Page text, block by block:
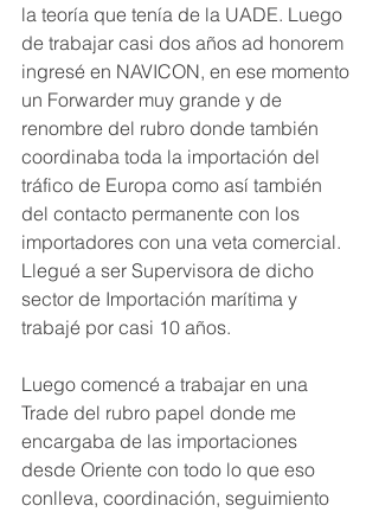
la teoría que tenía de la UADE. Luego
de trabajar casi dos años ad honorem
ingresé en NAVICON, en ese momento
un Forwarder muy grande y de
renombre del rubro donde también
coordinaba toda la importación del
tráfico de Europa como así también
del contacto permanente con los
importadores con una veta comercial.
Llegué a ser Supervisora de dicho
sector de Importación marítima y
trabajé por casi 10 años.
Luego comencé a trabajar en una
Trade del rubro papel donde me
encargaba de las importaciones
desde Oriente con todo lo que eso
conlleva, coordinación, seguimiento